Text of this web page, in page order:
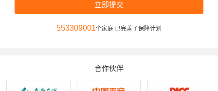
立即提交
553309001个家庭 已完善了保障计划
合作伙伴